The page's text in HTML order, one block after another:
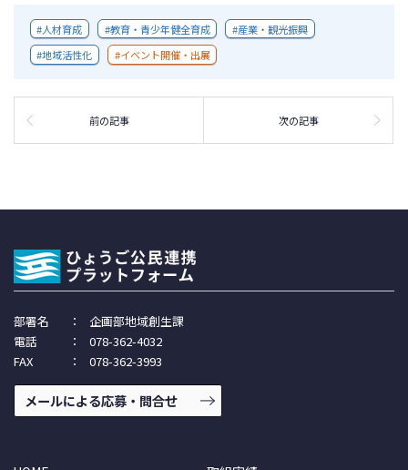
人材育成 教育・青少年健全育成
産業・観光振興
地域活性化
イベント開催・出展
前の記事 次の記事
部署名 ：
企画部地域創生課
電話
：
078-362-4032
FAX
： 078-362-3993
メールによる応募・問合せ